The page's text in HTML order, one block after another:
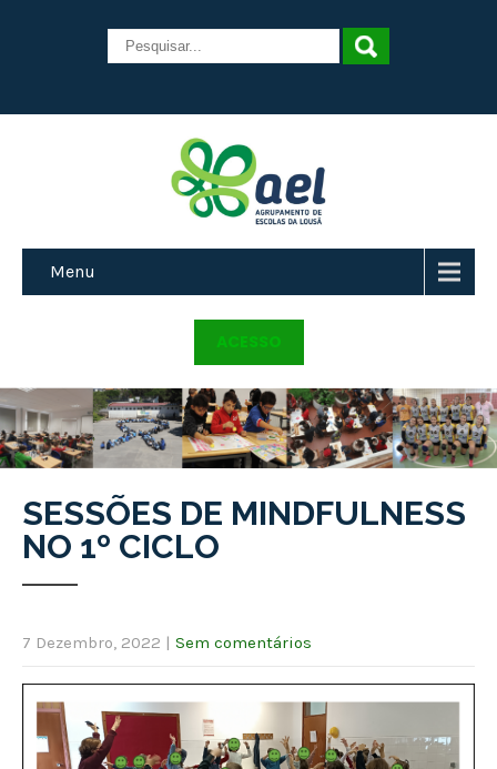
Menu
ACESSO
SESSÕES DE MINDFULNESS
NO 1º CICLO
7 Dezembro, 2022 | Sem comentários